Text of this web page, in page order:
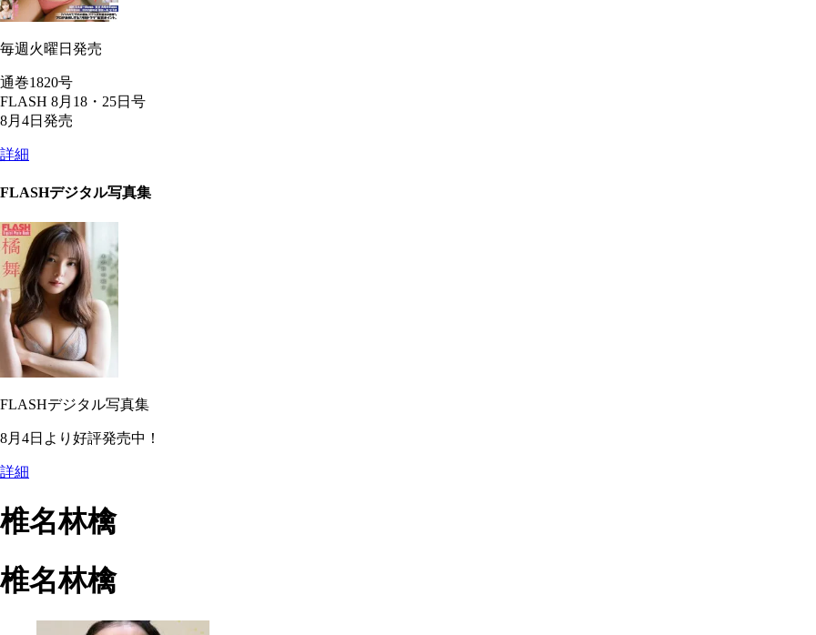
毎週火曜日発売
通巻1820号
FLASH 8月18・25日号
8月4日発売
詳細
FLASHデジタル写真集
FLASHデジタル写真集
8月4日より好評発売中！
詳細
椎名林檎
椎名林檎